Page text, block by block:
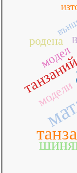
модел
модели
родена